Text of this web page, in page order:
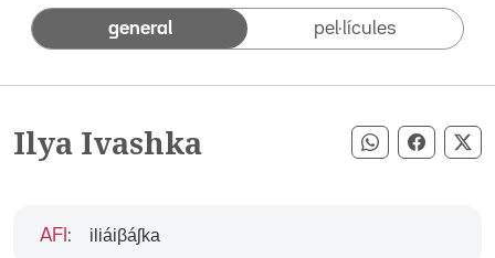
general pel·lícules
Ilya Ivashka Compartir
AFI : iliáiβáʃka